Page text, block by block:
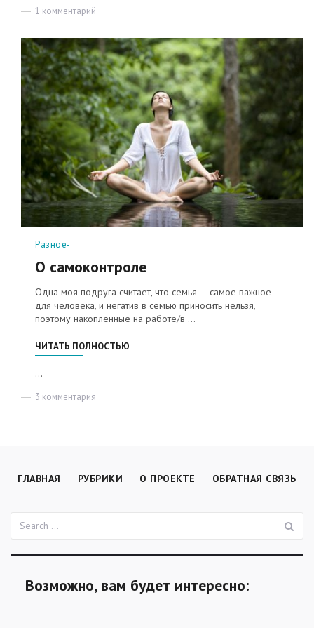
1 комментарий
О
критике
Рубрики
Разное-
О самоконтроле
Одна моя подруга считает, что семья — самое важное
для человека, и негатив в семью приносить нельзя,
поэтому накопленные на работе/в …
ЧИТАТЬ ПОЛНОСТЬЮ
...
3 комментария
ГЛАВНАЯ РУБРИКИ О ПРОЕКТЕ ОБРАТНАЯ СВЯЗЬ
Поиск:
Возможно, вам будет интересно: